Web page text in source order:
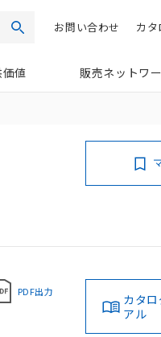
検索 カ
お問い合わせ
値 販売ネットワ
PDF出力
カタ
アル